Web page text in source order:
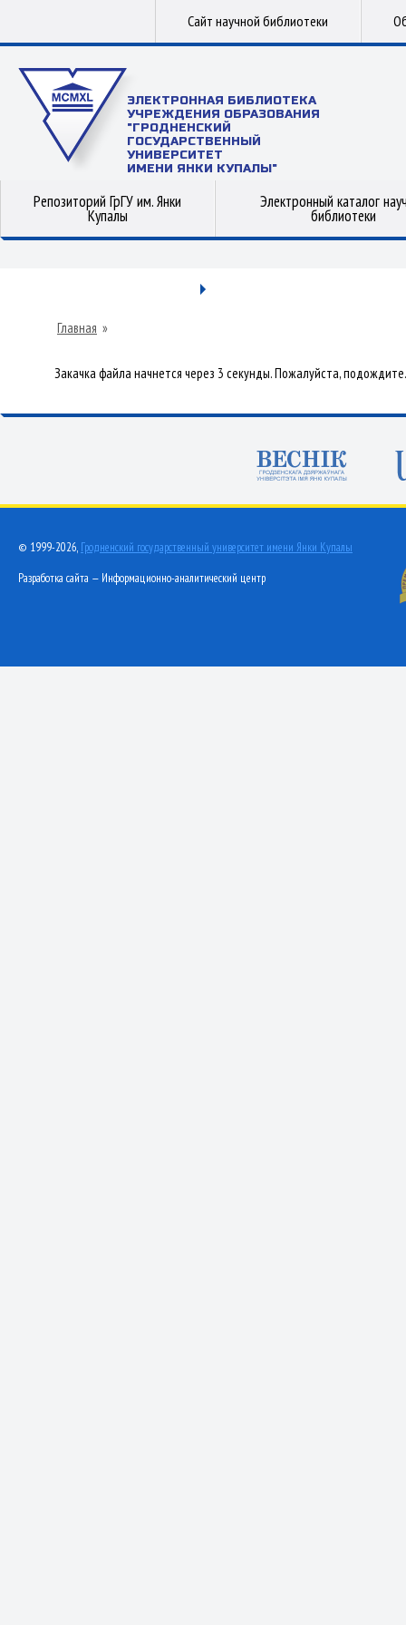
Сайт научной библиотеки
ЭЛЕКТРОННАЯ БИБЛИОТЕКА
УЧРЕЖДЕНИЯ ОБРАЗОВАНИЯ
"ГРОДНЕНСКИЙ
ГОСУДАРСТВЕННЫЙ
УНИВЕРСИТЕТ
ИМЕНИ ЯНКИ КУПАЛЫ"
Репозиторий ГрГУ им. Янки
Купалы
Электронный каталог
библиотеки
Главная »
Закачка файла начнется через 3 секунды. Пожалуйста, подождите.
© 1999-2026, Гродненский государственный университет имени Янки Купалы
Разработка сайта — Информационно-аналитический центр